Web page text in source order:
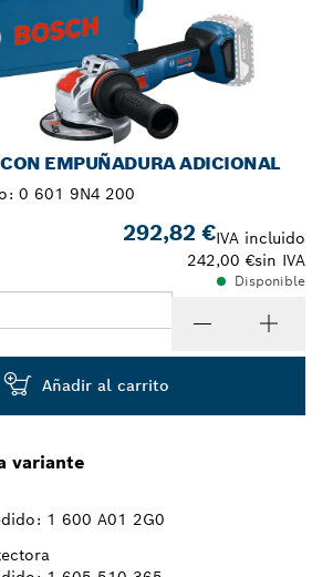
EMPUÑADURA ADICIONAL
0 601 9N4 200
292,82 €IVA incluido
242,00 €sin IVA
Disponible
Añadir al carrito
variante
1 600 A01 2G0